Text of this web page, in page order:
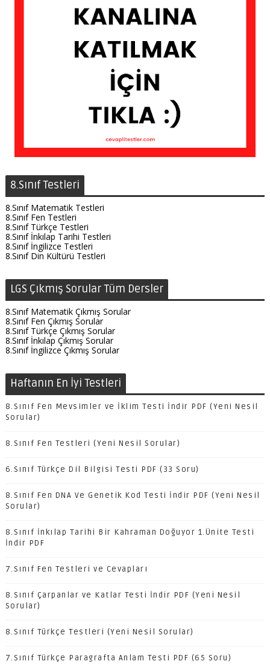
8.Sınıf Testleri
8.Sınıf Matematik Testleri
8.Sınıf Fen Testleri
8.Sınıf Türkçe Testleri
8.Sınıf İnkılap Tarihi Testleri
8.Sınıf İngilizce Testleri
8.Sınıf Din Kültürü Testleri
LGS Çıkmış Sorular Tüm Dersler
8.Sınıf Matematik Çıkmış Sorular
8.Sınıf Fen Çıkmış Sorular
8.Sınıf Türkçe Çıkmış Sorular
8.Sınıf İnkılap Çıkmış Sorular
8.Sınıf İngilizce Çıkmış Sorular
Haftanın En İyi Testleri
8.Sınıf Fen Mevsimler ve İklim Testi İndir PDF (Yeni Nesil
Sorular)
8.Sınıf Fen Testleri (Yeni Nesil Sorular)
6.Sınıf Türkçe Dil Bilgisi Testi PDF (33 Soru)
8.Sınıf Fen DNA Ve Genetik Kod Testi İndir PDF (Yeni Nesil
Sorular)
8.Sınıf İnkılap Tarihi Bir Kahraman Doğuyor 1.Ünite Testi
İndir PDF
7.Sınıf Fen Testleri ve Cevapları
8.Sınıf Çarpanlar ve Katlar Testi İndir PDF (Yeni Nesil
Sorular)
8.Sınıf Türkçe Testleri (Yeni Nesil Sorular)
7.Sınıf Türkçe Paragrafta Anlam Testi PDF (65 Soru)